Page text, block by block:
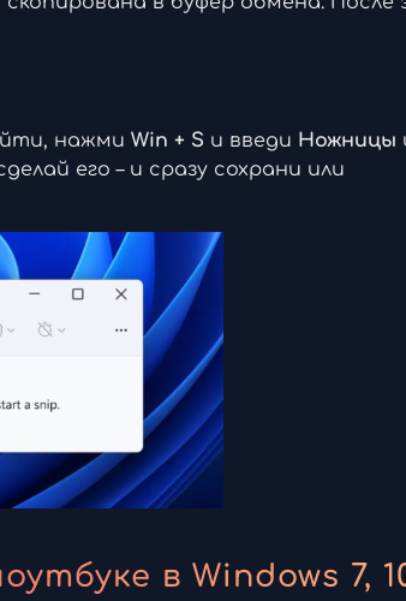
нажми Win + S и введи Ножницы
его – и сразу сохрани или
в Windows 7,